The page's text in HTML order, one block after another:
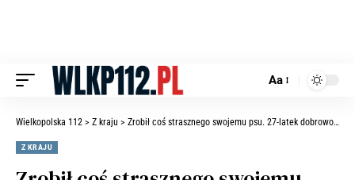
Aa
Wielkopolska 112 > Z kraju > Zrobił coś strasznego swojemu psu. 27-latek dobrowolnie poddał się karze
Z KRAJU